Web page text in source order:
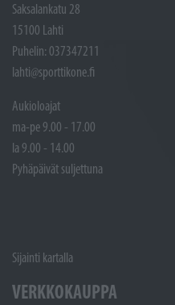
Saksalankatu 28
15100 Lahti
Puhelin: 037347211
lahti@sporttikone.fi
Aukioloajat
ma-pe 9.00 - 17.00
la 9.00 - 14.00
Pyhäpäivät suljettuna
Sijainti kartalla
VERKKOKAUPPA